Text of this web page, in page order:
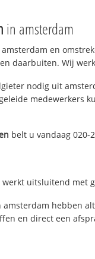
in amsterdam
en
daarbuiten. Wij
nodig uit
medewerkers
belt u vandaag 020-
uitsluitend met
amsterdam hebben
en direct een